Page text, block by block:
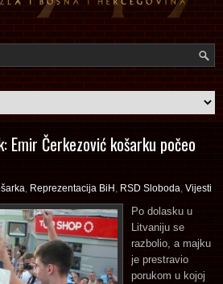
Emir Čerkezović košarku počeo
Reprezentacija BiH RSD Sloboda Vijesti
Po dolasku u
Litvaniju se
razbolio, a majku
je prestravio
porukom u kojoj